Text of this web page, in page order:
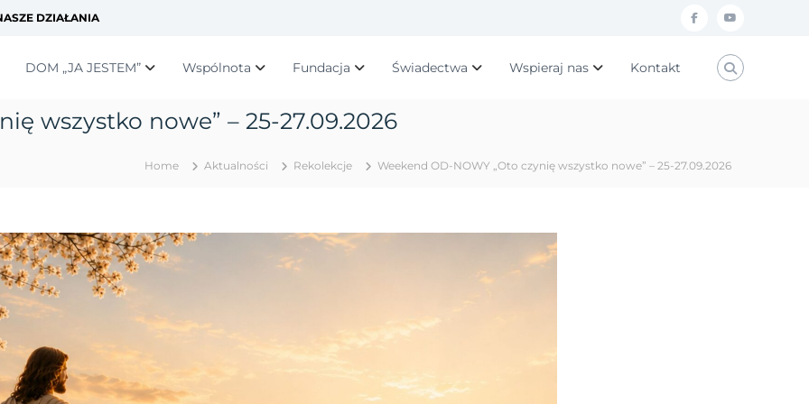
DZIAŁANIA f
u
DOM „JA JESTEM” Wspólnota Fundacja Świadectwa Wspieraj nas Kontakt
wszystko nowe” – 25-27.09.2026
Home Aktualności Rekolekcje Weekend OD-NOWY „Oto czynię wszystko nowe” – 25-27.09.2026